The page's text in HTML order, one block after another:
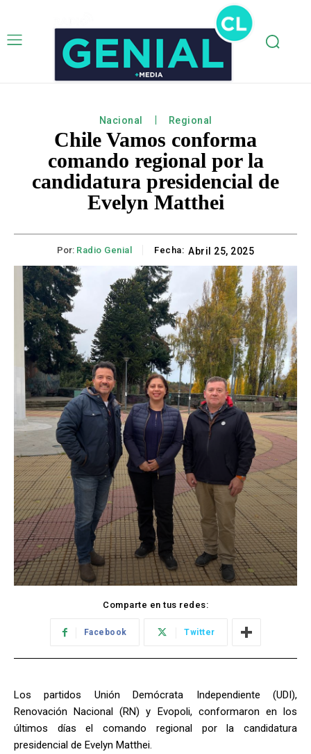
Nacional Regional
Chile Vamos conforma
comando regional por la
candidatura presidencial de
Evelyn Matthei
Por: Radio Genial Fecha: Abril 25, 2025
Comparte en tus redes:
Facebook Twitter
Los partidos Unión Demócrata Independiente (UDI),
Renovación Nacional (RN) y Evopoli, conformaron en los
últimos días el comando regional por la candidatura
presidencial de Evelyn Matthei.